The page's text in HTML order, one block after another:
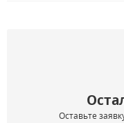
Оставьте